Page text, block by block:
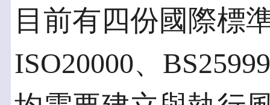
目前有四份國際標
ISO20000、